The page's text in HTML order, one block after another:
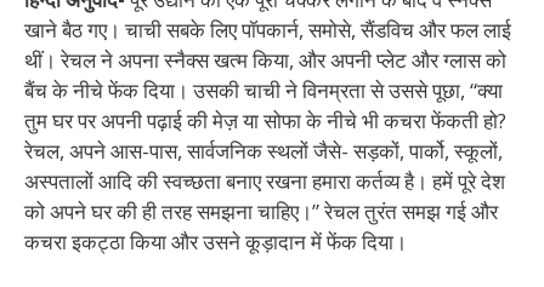
खाने बैठ गए। चाची सबके लिए पॉपकार्न, समोसे, सैंडविच और फल लाई
थीं। रेचल ने अपना स्नैक्स खत्म किया, और अपनी प्लेट और ग्लास को
बैंच के नीचे फेंक दिया। उसकी चाची ने विनम्रता से उससे पूछा, “क्या
तुम घर पर अपनी पढ़ाई की मेज़ या सोफा के नीचे भी कचरा फेंकती हो?
रेचल, अपने आस-पास, सार्वजनिक स्थलों जैसे- सड़कों, पार्को, स्कूलों,
अस्पतालों आदि की स्वच्छता बनाए रखना हमारा कर्तव्य है। हमें पूरे देश
को अपने घर की ही तरह समझना चाहिए।” रेचल तुरंत समझ गई और
कचरा इकट्ठा किया और उसने कूड़ादान में फेंक दिया।